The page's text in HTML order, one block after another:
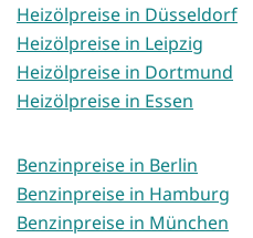
Heizölpreise in Düsseldorf
Heizölpreise in Leipzig
Heizölpreise in Dortmund
Heizölpreise in Essen
Benzinpreise in Berlin
Benzinpreise in Hamburg
Benzinpreise in München